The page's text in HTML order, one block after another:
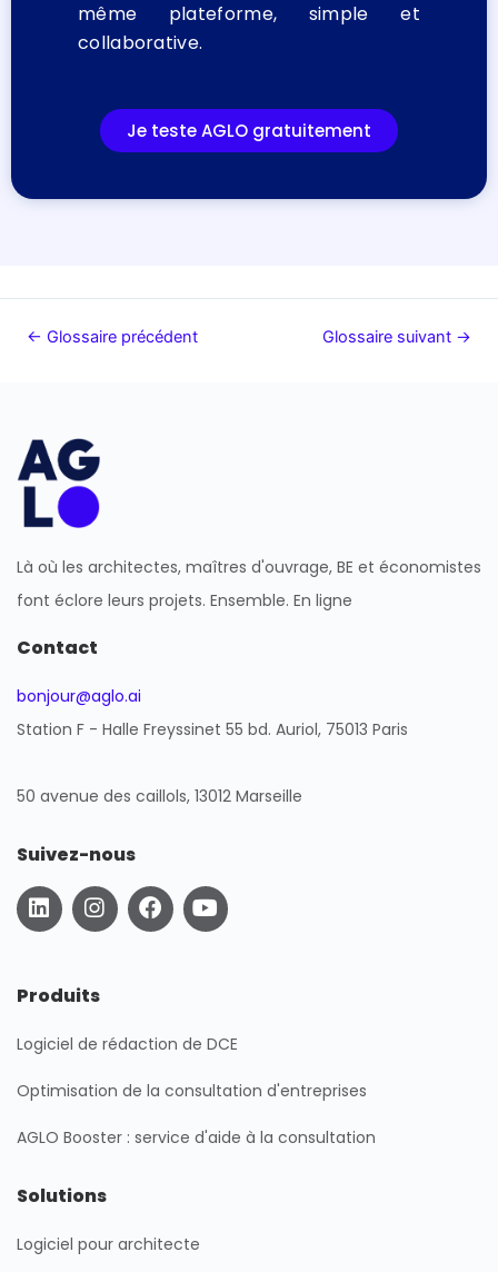
même plateforme, simple et
collaborative.
Je teste AGLO gratuitement
← Glossaire précédent Glossaire suivant →
Là où les architectes, maîtres d'ouvrage, BE et économistes
font éclore leurs projets. Ensemble. En ligne
Contact
bonjour@aglo.ai
Station F - Halle Freyssinet 55 bd. Auriol, 75013 Paris
50 avenue des caillols, 13012 Marseille
Suivez-nous
L
i
n
d
n
I
n
s
g
a
F
a
c
k
Y
o
u
Produits
Logiciel de rédaction de DCE
Optimisation de la consultation d'entreprises
AGLO Booster : service d'aide à la consultation
Solutions
Logiciel pour architecte